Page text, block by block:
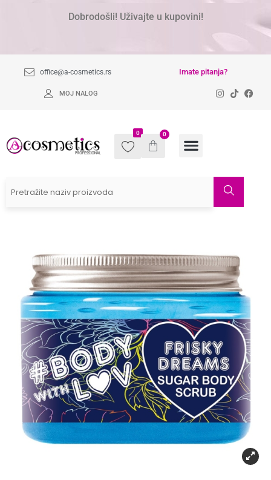
Dobrodošli! Uživajte u kupovini!
office@a-cosmetics.rs Imate pitanja?
MOJ NALOG
0 0